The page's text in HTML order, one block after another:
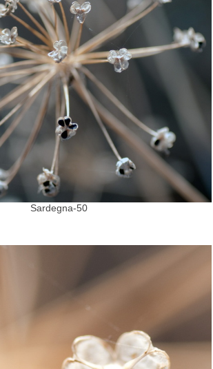
Sardegna-50